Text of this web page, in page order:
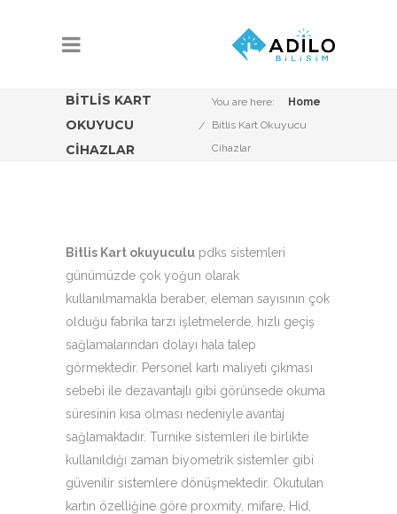
BITLIS KART
OKUYUCU
CIHAZLAR
You are here:
Home
Bitlis Kart Okuyucu
Cihazlar
Bitlis Kart okuyuculu pdks sistemleri
günümüzde çok yoğun olarak
kullanılmamakla beraber, eleman sayısının çok
olduğu fabrika tarzı işletmelerde, hızlı geçiş
sağlamalarından dolayı hala talep
görmektedir. Personel kartı maliyeti çıkması
sebebi ile dezavantajlı gibi görünsede okuma
süresinin kısa olması nedeniyle avantaj
sağlamaktadır. Turnike sistemleri ile birlikte
kullanıldığı zaman biyometrik sistemler gibi
güvenilir sistemlere dönüşmektedir. Okutulan
kartın özelliğine göre proxmity, mifare, Hid,